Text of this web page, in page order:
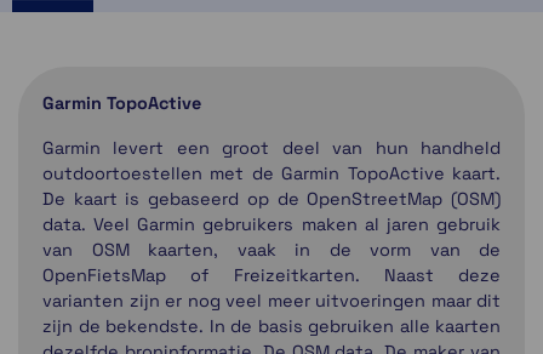
Garmin TopoActive
Garmin levert een groot deel van hun handheld
outdoortoestellen met de Garmin TopoActive kaart.
De kaart is gebaseerd op de OpenStreetMap (OSM)
data. Veel Garmin gebruikers maken al jaren gebruik
van OSM kaarten, vaak in de vorm van de
OpenFietsMap of Freizeitkarten. Naast deze
varianten zijn er nog veel meer uitvoeringen maar dit
zijn de bekendste. In de basis gebruiken alle kaarten